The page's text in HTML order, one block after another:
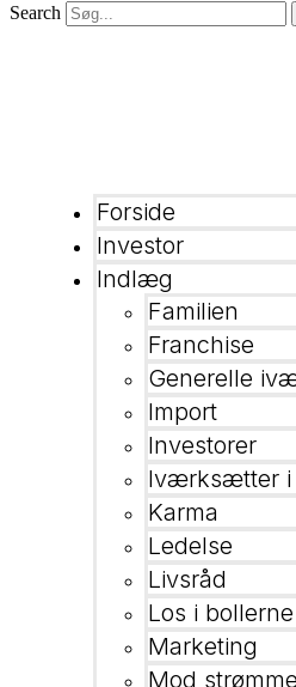
Search
Forside
Investor
Indlæg
Familien
Franchise
Generelle
Import
Investorer
Iværksætter i
Karma
Ledelse
Livsråd
Los i bollerne
Marketing
Mod